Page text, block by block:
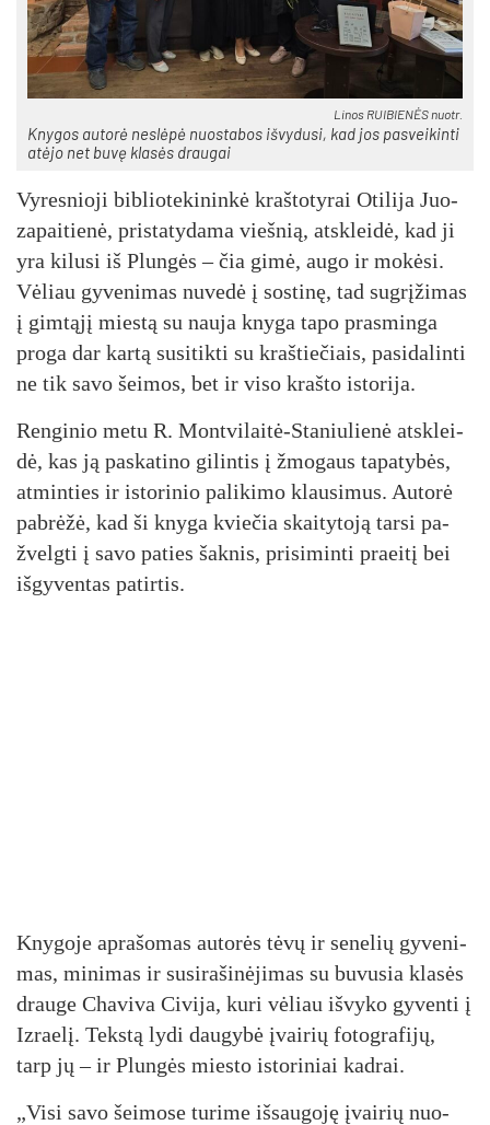
Li­nos RUI­BIE­NĖS nuo­tr.
Kny­gos au­to­rė ne­slė­pė nuo­sta­bos iš­vy­du­si, kad jos pa­svei­kin­ti
atė­jo net bu­vę kla­sės drau­gai
Vy­res­nio­ji bib­lio­te­ki­nin­kė kraš­to­ty­rai Oti­li­ja Juo­
za­pai­tie­nė, pri­sta­ty­da­ma vieš­nią, at­sklei­dė, kad ji
yra ki­lu­si iš Plun­gės – čia gi­mė, au­go ir mo­kė­si.
Vė­liau gy­ve­ni­mas nu­ve­dė į sos­ti­nę, tad su­grį­ži­mas
į gim­tą­jį mies­tą su nau­ja kny­ga ta­po pra­smin­ga
pro­ga dar kar­tą su­si­tik­ti su kraš­tie­čiais, pa­si­da­lin­ti
ne tik sa­vo šei­mos, bet ir vi­so kraš­to is­to­ri­ja.
Ren­gi­nio me­tu R. Mont­vi­lai­tė-Sta­niu­lie­nė at­sklei­
dė, kas ją pa­ska­ti­no gi­lin­tis į žmo­gaus ta­pa­ty­bės,
at­min­ties ir is­to­ri­nio pa­li­ki­mo klau­si­mus. Au­to­rė
pa­brė­žė, kad ši kny­ga kvie­čia skai­ty­to­ją tar­si pa­
žvelg­ti į sa­vo pa­ties šak­nis, pri­si­min­ti praei­tį bei
iš­gy­ven­tas pa­tir­tis.
Kny­go­je ap­ra­šo­mas au­to­rės tė­vų ir se­ne­lių gy­ve­ni­
mas, mi­ni­mas ir su­si­ra­ši­nė­ji­mas su bu­vu­sia kla­sės
drau­ge Cha­vi­va Ci­vi­ja, ku­ri vė­liau iš­vy­ko gy­ven­ti į
Iz­rae­lį. Teks­tą ly­di dau­gy­bė įvai­rių fo­tog­ra­fi­jų,
tarp jų – ir Plun­gės mies­to is­to­ri­niai kad­rai.
„Vi­si sa­vo šei­mo­se tu­ri­me iš­sau­go­ję įvai­rių nuo­